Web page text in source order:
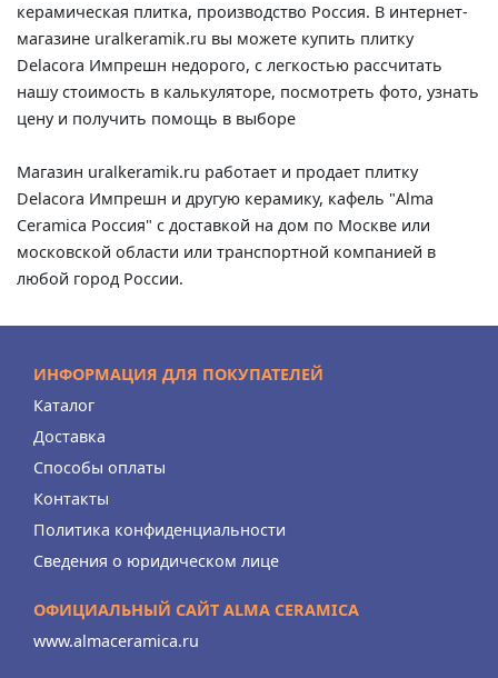
керамическая плитка, производство Россия. В интернет-
магазине uralkeramik.ru вы можете купить плитку
Delacora Импрешн недорого, с легкостью рассчитать
нашу стоимость в калькуляторе, посмотреть фото, узнать
цену и получить помощь в выборе
Магазин uralkeramik.ru работает и продает плитку
Delacora Импрешн и другую керамику, кафель "Alma
Ceramica Россия" с доставкой на дом по Москве или
московской области или транспортной компанией в
любой город России.
ИНФОРМАЦИЯ ДЛЯ ПОКУПАТЕЛЕЙ
Каталог
Доставка
Способы оплаты
Контакты
Политика конфиденциальности
Сведения о юридическом лице
ОФИЦИАЛЬНЫЙ САЙТ ALMA CERAMICA
www.almaceramica.ru